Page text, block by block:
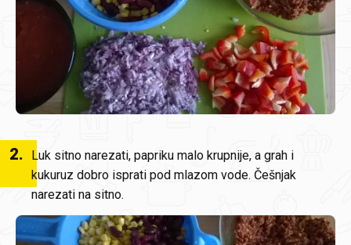
2.
Luk sitno narezati, papriku malo krupnije, a grah i
kukuruz dobro isprati pod mlazom vode. Češnjak
narezati na sitno.